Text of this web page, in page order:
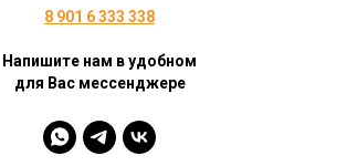
8 901 6 333 338
Напишите нам в удобном
для Вас мессенджере